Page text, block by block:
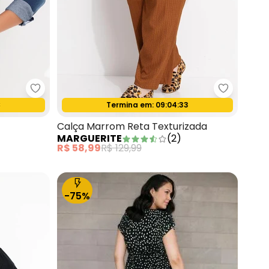
Rosa Claro
bonprix - Jaqueta Jeans Azul Escuro
Oferta relâmpago
Termina em:09:04:31
Calça Marrom Reta Texturizada
MARGUERITE
(2)
R$ 58,99R$ 129,99
-75%